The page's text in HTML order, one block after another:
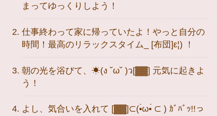
まってゆっくりしよう！
仕事終わって家に帰っていたよ！やっと自分の
時間！最高のリラックスタイム_ [布団]ε¦) ！
朝の光を浴びて、☀(ง ˘ω˘ )ว[▓▓] 元気に起きよ
う！
よし、気合いを入れて [▓▓]⊂(•̀ω•́ ⊂ ) ｶﾞﾊﾞｯ!!っ